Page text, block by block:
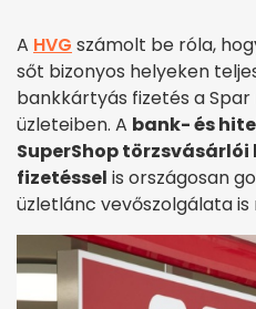
A HVG számolt be róla,
sőt bizonyos helyeken
bankkártyás fizetés a
üzleteiben. A bank- és
SuperShop
fizetéssel is országosan
üzletlánc vevőszolgálata